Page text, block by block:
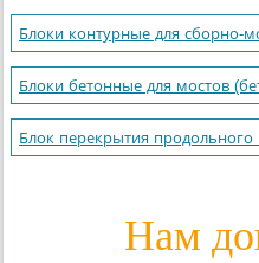
Блоки контурные для сборно-
Блоки бетонные для мостов
Блок перекрытия
Нам